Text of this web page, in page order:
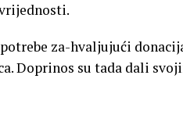
za-hvaljujući
Doprinos su tada dali